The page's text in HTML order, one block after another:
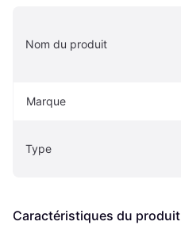
Nom du produit
Marque
Type
Caractéristiques du produit